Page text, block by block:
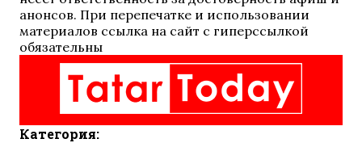
анонсов. При перепечатке и использовании
материалов ссылка на сайт с гиперссылкой
обязательны
Категория: